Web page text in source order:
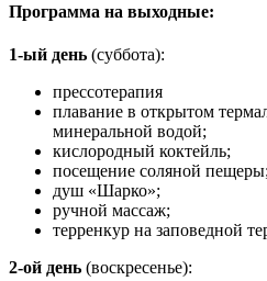
Программа на выходные:
1-ый день (суббота):
прессотерапия
плавание в открытом
минеральной водой;
кислородный коктейль;
посещение соляной пещеры;
душ «Шарко»;
ручной массаж;
терренкур на заповедной
2-ой день (воскресенье):